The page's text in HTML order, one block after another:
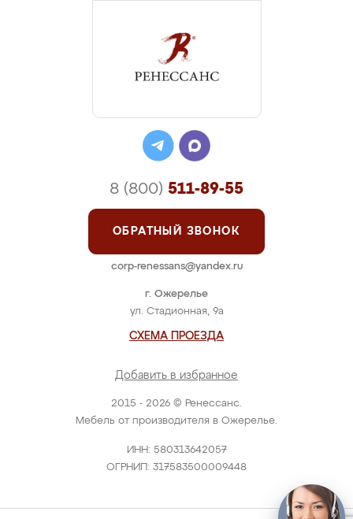
2015 - 2026 © Ренессанс.
Мебель от производителя в Ожерелье.
ИНН: 580313642057
ОГРНИП: 317583500009448
г. Ожерелье
ул. Стадионная, 9а
СХЕМА ПРОЕЗДА
Добавить в избранное
8 (800) 511-89-55
ОБРАТНЫЙ ЗВОНОК
corp-renessans@yandex.ru